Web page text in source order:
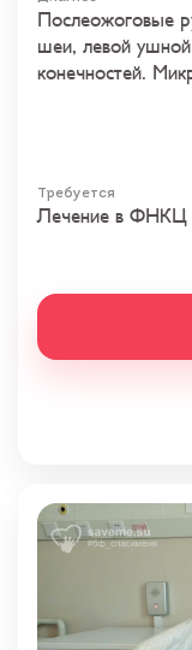
Послеожоговые
шеи, левой
конечностей.
Требуется
Лечение в ФНКЦ